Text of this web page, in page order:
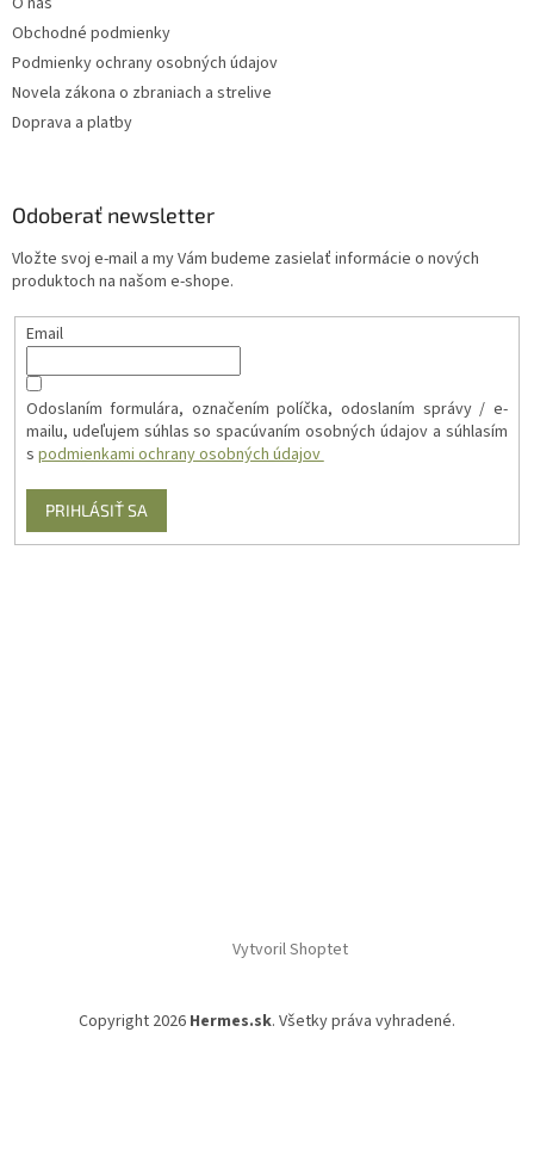
Obchodné podmienky
Podmienky ochrany osobných údajov
Novela zákona o zbraniach a strelive
Doprava a platby
Odoberať newsletter
Vložte svoj e-mail a my Vám budeme zasielať informácie o nových
produktoch na našom e-shope.
Email
Odoslaním formulára, označením políčka, odoslaním správy / e-
mailu, udeľujem súhlas so spacúvaním osobných údajov a súhlasím
s podmienkami ochrany osobných údajov
PRIHLÁSIŤ SA
Vytvoril Shoptet
Copyright 2026 Hermes.sk. Všetky práva vyhradené.